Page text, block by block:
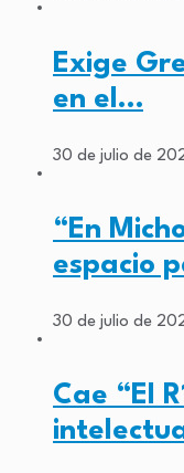
Exige
en el…
30 de julio de
“En
espacio
30 de julio de
Cae “El